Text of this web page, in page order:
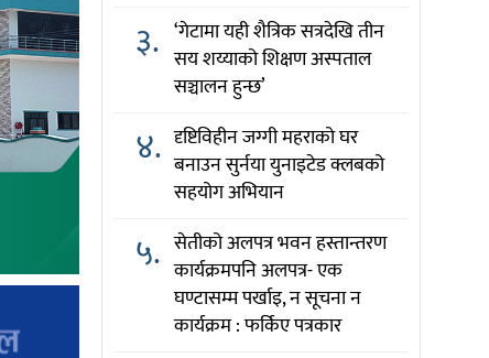
३. ‘गेटामा यही शैत्रिक सत्रदेखि तीन
सय शय्याको शिक्षण अस्पताल
सञ्चालन हुन्छ’
४. दृष्टिविहीन जग्गी महराको घर
बनाउन सुर्नया युनाइटेड क्लबको
सहयोग अभियान
५. सेतीको अलपत्र भवन हस्तान्तरण
कार्यक्रमपनि अलपत्र- एक
घण्टासम्म पर्खाइ, न सूचना न
कार्यक्रम : फर्किए पत्रकार